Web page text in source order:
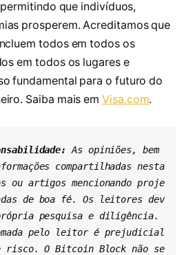
que indivíduos,
prosperem. Acreditamos que
todos em todos os
em todos os lugares e
fundamental para o futuro do
Saiba mais emVisa.com.
As opiniões, bem
compartilhadas nesta
ou artigos mencionando proje
de boa fé. Os leitores dev
pesquisa e diligência.
pelo leitor é prejudicial
risco. O Bitcoin Block não se